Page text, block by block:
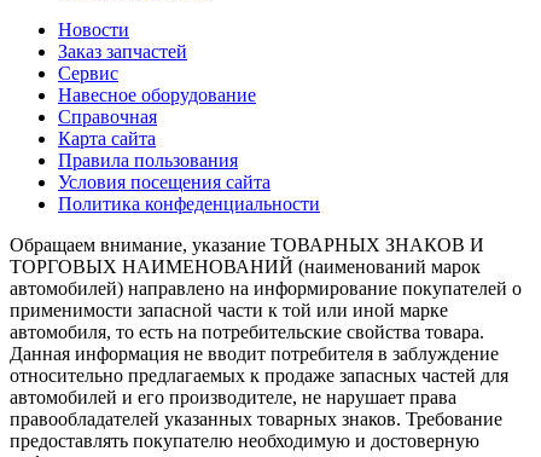
Новости
Заказ запчастей
Сервис
Навесное оборудование
Справочная
Карта сайта
Правила пользования
Условия посещения сайта
Политика конфеденциальности
Обращаем внимание, указание ТОВАРНЫХ ЗНАКОВ И
ТОРГОВЫХ НАИМЕНОВАНИЙ (наименований марок
автомобилей) направлено на информирование покупателей о
применимости запасной части к той или иной марке
автомобиля, то есть на потребительские свойства товара.
Данная информация не вводит потребителя в заблуждение
относительно предлагаемых к продаже запасных частей для
автомобилей и его производителе, не нарушает права
правообладателей указанных товарных знаков. Требование
предоставлять покупателю необходимую и достоверную